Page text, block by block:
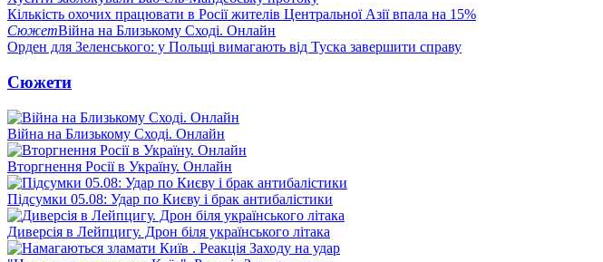
Кількість охочих працювати в Росії жителів Центральної Азії впала на 15%
СюжетВійна на Близькому Сході. Онлайн
Орден для Зеленського: у Польщі вимагають від Туска завершити справу
Сюжети
Війна на Близькому Сході. Онлайн
Вторгнення Росії в Україну. Онлайн
Підсумки 05.08: Удар по Києву і брак антибалістики
Диверсія в Лейпцигу. Дрон біля українського літака